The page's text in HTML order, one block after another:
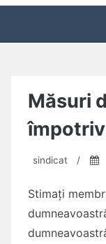
Măsuri
sindicat /
Stimați